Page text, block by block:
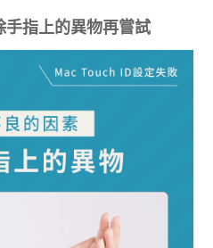
手指上的異物再嘗試